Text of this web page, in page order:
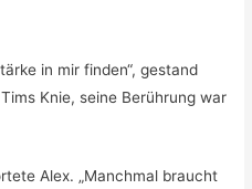
in mir finden“, gestand
Knie, seine Berührung war
Alex. „Manchmal braucht